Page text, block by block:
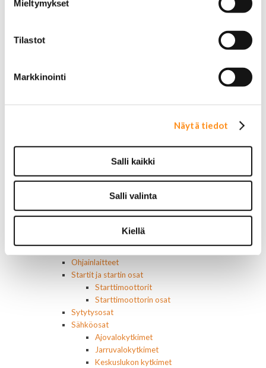
Mieltymykset
Tilastot
Markkinointi
Näytä tiedot
Salli kaikki
Salli valinta
Kiellä
Laturin osat
Lämmitys ja ilmastointi
Etuvastukset
Kompressorit ja osat
Käyttöpaneelit / kytkimet
Ilmastoinnin osat
Ohjainlaitteet
Startit ja startin osat
Starttimoottorit
Starttimoottorin osat
Sytytysosat
Sähköosat
Ajovalokytkimet
Jarruvalokytkimet
Keskuslukon kytkimet